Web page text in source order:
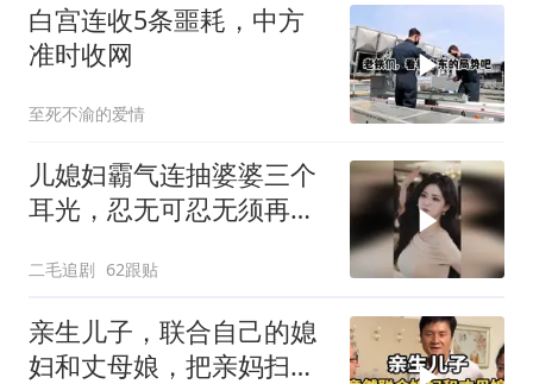
白宫连收5条噩耗，中方
准时收网
至死不渝的爱情
儿媳妇霸气连抽婆婆三个
耳光，忍无可忍无须再
二毛追剧 62跟贴
亲生儿子，联合自己的媳
妇和丈母娘，把亲妈扫地